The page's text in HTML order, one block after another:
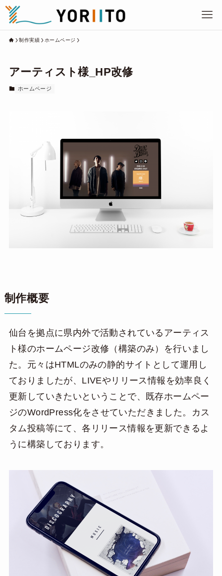
制作実績 ホームページ
アーティスト様_HP改修
ホームページ
制作概要
仙台を拠点に県内外で活動されているアーティス
ト様のホームページ改修（構築のみ）を行いまし
た。元々はHTMLのみの静的サイトとして運用し
ておりましたが、LIVEやリリース情報を効率良く
更新していきたいということで、既存ホームペー
ジのWordPress化をさせていただきました。カス
タム投稿等にて、各リリース情報を更新できるよ
うに構築しております。